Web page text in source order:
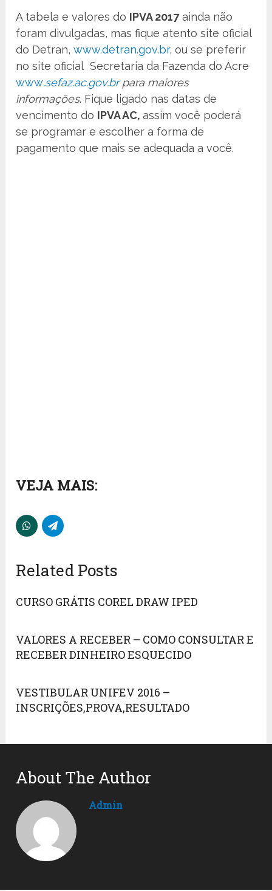
A tabela e valores do IPVA 2017ainda não
foram divulgadas, mas fique atento site oficial
do Detran,www.detran.gov.br, ou se preferir
no site oficial Secretaria da Fazenda do Acre
www.sefaz.ac.gov.brpara maiores
informações. Fique ligado nas datas de
vencimento do IPVA AC,assim você poderá
se programar e escolher a forma de
pagamento que mais se adequada a você.
VEJA MAIS:
Related Posts
CURSO GRÁTIS COREL DRAW IPED
VALORES A RECEBER – COMO CONSULTAR E
RECEBER DINHEIRO ESQUECIDO
VESTIBULAR UNIFEV 2016 –
INSCRIÇÕES,PROVA,RESULTADO
About The Author
Admin